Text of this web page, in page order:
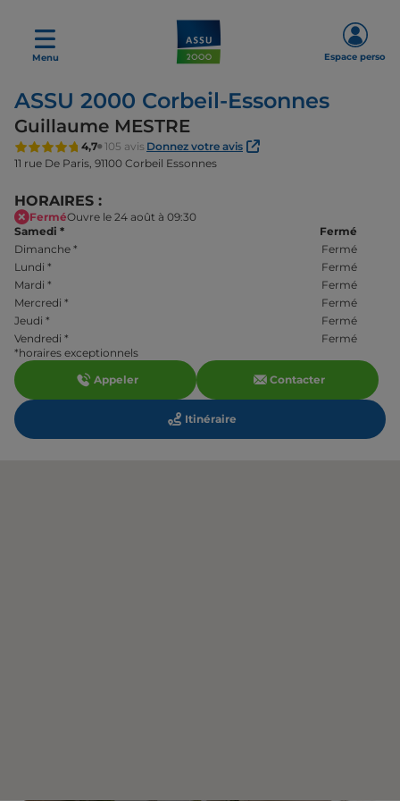
Menu Espace perso
ASSU 2000 Corbeil-Essonnes
Guillaume MESTRE
4,7 105 avis Donnez votre avis
11 rue De Paris, 91100 Corbeil Essonnes
HORAIRES :
FerméOuvre le 24 août à 09:30
Samedi *
Fermé
Dimanche *
Fermé
Lundi *
Fermé
Mardi *
Fermé
Mercredi *
Fermé
Jeudi *
Fermé
Vendredi *
Fermé
*horaires exceptionnels
Appeler
Contacter
Itinéraire